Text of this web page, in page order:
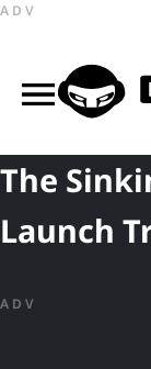
ADV
The
Launch
ADV